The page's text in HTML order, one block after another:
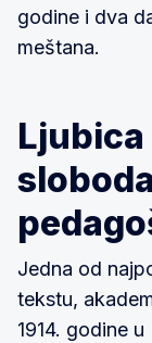
godine i dva
meštana.
Ljubica
Jedna od
tekstu,
1914. godine